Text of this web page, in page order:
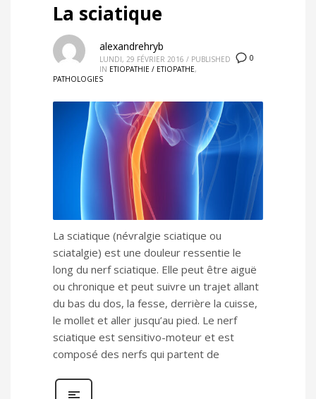
La sciatique
0
alexandrehryb
LUNDI, 29 FÉVRIER 2016 / PUBLISHED
IN ETIOPATHIE / ETIOPATHE,
PATHOLOGIES
La sciatique (névralgie sciatique ou
sciatalgie) est une douleur ressentie le
long du nerf sciatique. Elle peut être aiguë
ou chronique et peut suivre un trajet allant
du bas du dos, la fesse, derrière la cuisse,
le mollet et aller jusqu’au pied. Le nerf
sciatique est sensitivo-moteur et est
composé des nerfs qui partent de